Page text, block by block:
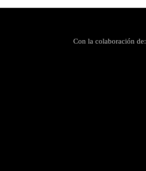
Con la colaboración de: